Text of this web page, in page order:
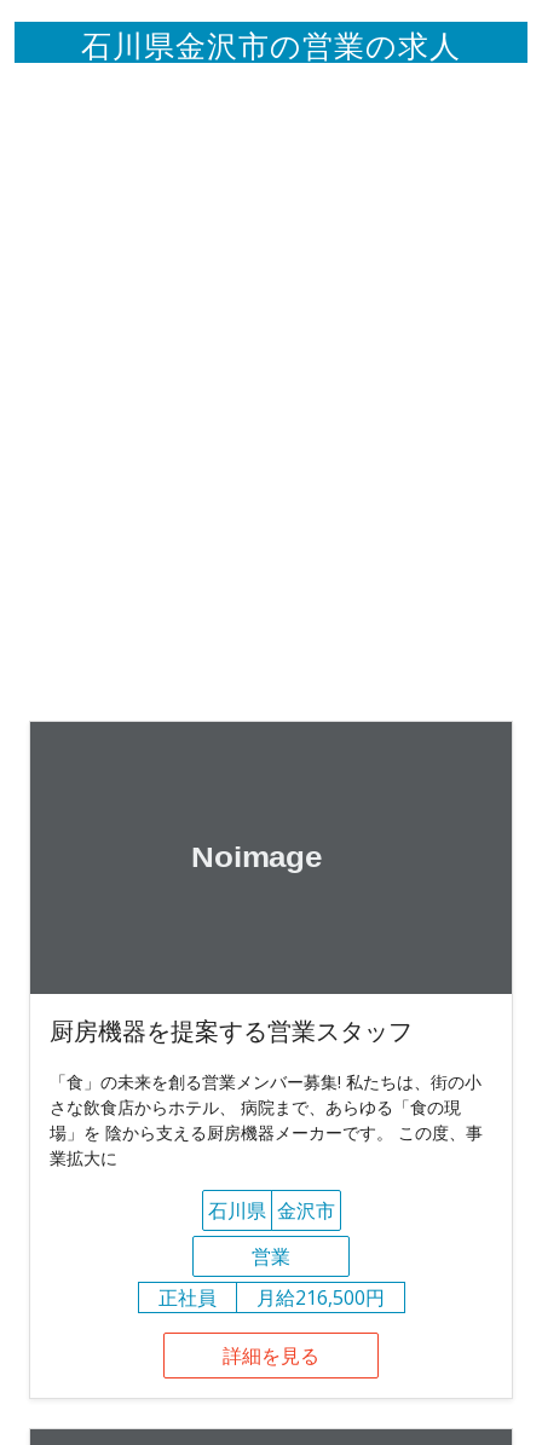
石川県金沢市の営業の求人
厨房機器を提案する営業スタッフ
「食」の未来を創る営業メンバー募集! 私たちは、街の小
さな飲食店からホテル、 病院まで、あらゆる「食の現
場」を 陰から支える厨房機器メーカーです。 この度、事
業拡大に
石川県 金沢市
営業
正社員
月給216,500円
詳細を見る